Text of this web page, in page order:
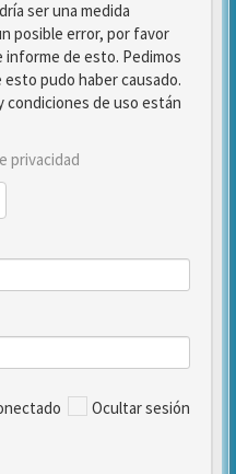
ser una medida
posible error, por favor
de esto. Pedimos
pudo haber causado.
condiciones de uso están
privacidad
Ocultar sesión